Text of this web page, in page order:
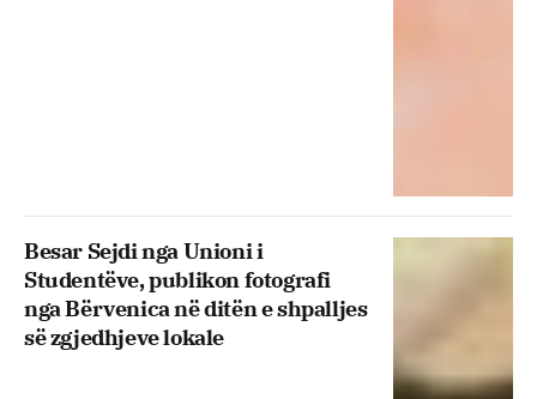
Besar Sejdi nga Unioni i
Studentëve, publikon fotografi
nga Bërvenica në ditën e shpalljes
së zgjedhjeve lokale